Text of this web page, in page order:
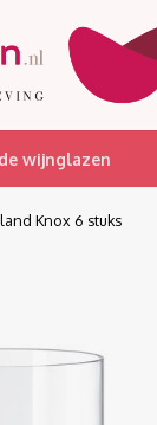
wijnglazen
Knox 6 stuks